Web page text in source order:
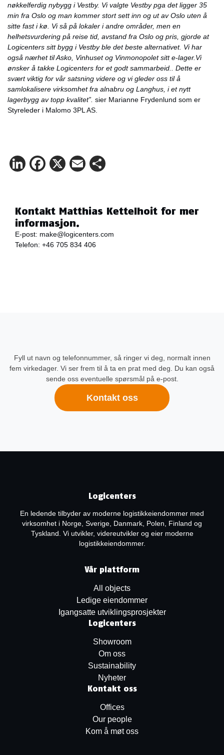
nøkkelferdig nybygg i Vestby. Vi valgte Vestby pga det ligger 35
min fra Oslo og man kommer stort sett inn og ut av Oslo uten å
sitte fast i kø. Vi så på lokaler i andre områder, men en
helhetsvurdering på reise tid, avstand fra Oslo og pris, gjorde at
Logicenters sitt bygg i Vestby ble det beste alternativet. Vi har
også nærhet til Asko, Vinhuset og Vinmonopolet sitt e-lager.Vi
ønsker å takke Logicenters for et godt sammarbeid.. Dette er
svært viktig for vår satsning videre og vi gleder oss til å
samlokalisere virksomhet fra alnabru og Langhus, i et nytt
lagerbygg av topp kvalitet”. sier Marianne Frydenlund som er
Styreleder i Malomo 3PL AS.
LinkedIn
Facebook
X Email
Kontakt Matthias Kettelhoit for mer
informasjon.
E-post: make@logicenters.com
Telefon: +46 705 834 406
Fyll ut navn og telefonnummer, så ringer vi deg, normalt innen
fem virkedager. Vi ser frem til å ta en prat med deg. Du kan også
sende oss eventuelle spørsmål på e-post.
Kontakt oss
Logicenters
En ledende tilbyder av moderne logistikkeiendommer med
virksomhet i Norge, Sverige, Danmark, Polen, Finland og
Tyskland. Vi utvikler, videreutvikler og eier moderne
logistikkeiendommer.
Vår plattform
All objects
Ledige eiendommer
Igangsatte utviklingsprosjekter
Logicenters
Showroom
Om oss
Sustainability
Nyheter
Kontakt oss
Offices
Our people
Kom å møt oss